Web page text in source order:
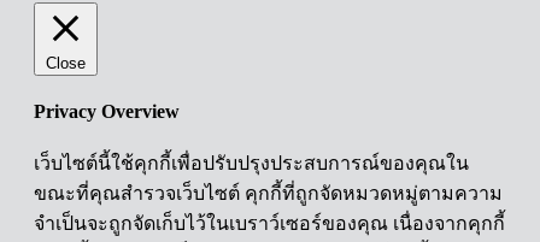
Close
Privacy Overview
เว็บไซต์นี้ใช้คุกกี้เพื่อปรับปรุงประสบการณ์ของคุณใน
ขณะที่คุณสำรวจเว็บไซต์ คุกกี้ที่ถูกจัดหมวดหมู่ตามความ
จำเป็นจะถูกจัดเก็บไว้ในเบราว์เซอร์ของคุณ เนื่องจากคุกกี้